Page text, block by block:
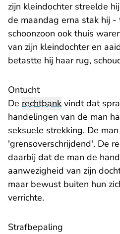
zijn kleindochter streelde
de maandag erna stak hij -
schoonzoon ook thuis
van zijn kleindochter en
betastte hij haar rug,
Ontucht
De rechtbank vindt dat
handelingen van de man
seksuele strekking. De
'grensoverschrijdend'. De
daarbij dat de man de
aanwezigheid van zijn
maar bewust buiten hun
verrichte.
Strafbepaling